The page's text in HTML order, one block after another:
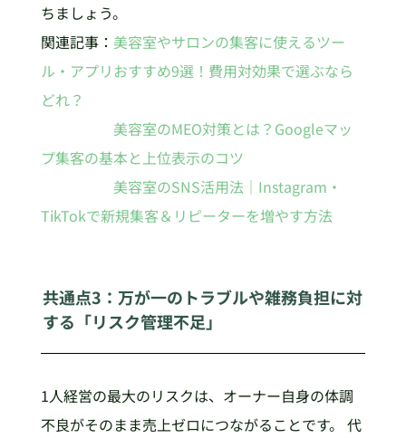
ちましょう。
関連記事： 美容室やサロンの集客に使えるツー
ル・アプリおすすめ9選！費用対効果で選ぶなら
どれ？
美容室のMEO対策とは？Googleマッ
プ集客の基本と上位表示のコツ
美容室のSNS活用法｜Instagram・
TikTokで新規集客＆リピーターを増やす方法
共通点3：万が一のトラブルや雑務負担に対
する「リスク管理不足」
1人経営の最大のリスクは、オーナー自身の体調
不良がそのまま売上ゼロにつながることです。 代